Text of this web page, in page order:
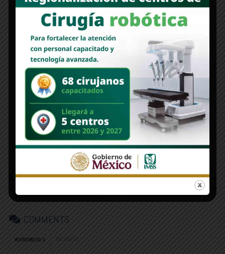
MERCADO POLÍTICO | “Chemel”, aplicación
transparente de los recursos
Inició la Jornada de odontología gratuita en Agua
Prieta
ESTAS LÍNEAS | El gobernador
SONORA STAR | Sonora-Arizona: La
mega región del desierto
COMMENTS
WORDPRESS: 0 FACEBOOK: